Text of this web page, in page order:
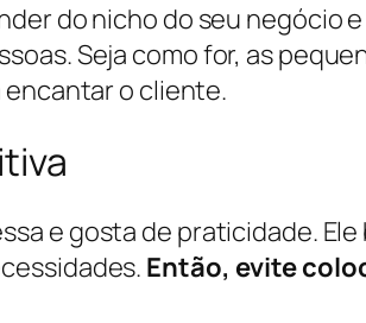
do nicho do seu negócio
Seja como for, as
o cliente.
e gosta de praticidade.
Então, evite